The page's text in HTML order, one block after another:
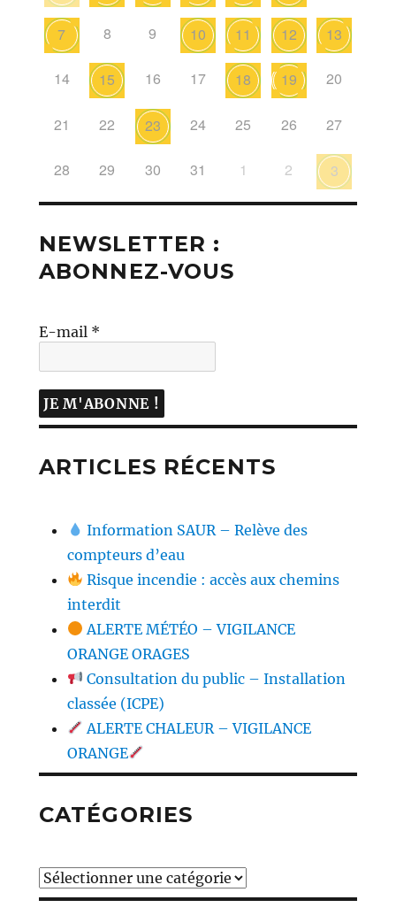
7 8 9 10 11 12 13
14 15 16 17 18 19 20
21 22 23 24 25 26 27
28 29 30 31 1 2 3
NEWSLETTER :
ABONNEZ-VOUS
E-mail *
ARTICLES RÉCENTS
Information SAUR – Relève des
compteurs d’eau
Risque incendie : accès aux chemins
interdit
ALERTE MÉTÉO – VIGILANCE
ORANGE ORAGES
Consultation du public – Installation
classée (ICPE)
ALERTE CHALEUR – VIGILANCE
ORANGE
CATÉGORIES
Catégories